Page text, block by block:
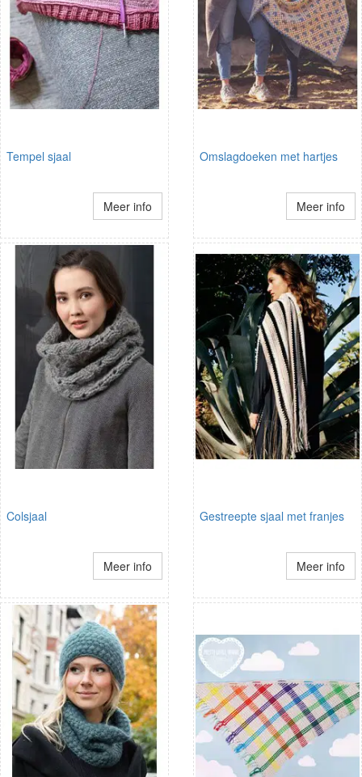
Tempel sjaal
Meer info
Omslagdoeken met hartjes
Meer info
Colsjaal
Meer info
Gestreepte sjaal met franjes
Meer info